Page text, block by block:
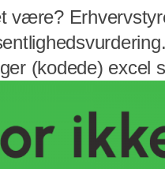
være?
(kodede) excel